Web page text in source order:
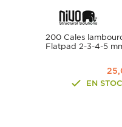
200 Cales
Flatpad 2-3-4-5
EN